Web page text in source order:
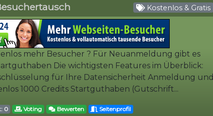
Kostenlos & Gratis
mehr Besucher ? Für Neuanmeldung gibt es
Die wichtigsten Features im Überblick:
für Ihre Datensicherheit Anmeldung und
1000 Credits Startguthaben (Gutschrift...
0 Voting Bewerten Seitenprofil